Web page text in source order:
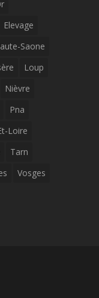
Elevage
Saone
Loup
Nièvre
Pna
Loire
Tarn
Vosges